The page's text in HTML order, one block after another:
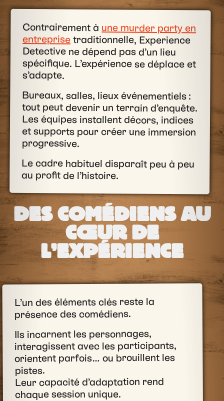
Contrairement à une murder party en
entreprise traditionnelle, Experience
Detective ne dépend pas d’un lieu
spécifique. L’expérience se déplace et
s’adapte.
Bureaux, salles, lieux événementiels :
tout peut devenir un terrain d’enquête.
Les équipes installent décors, indices
et supports pour créer une immersion
progressive.
Le cadre habituel disparaît peu à peu
au profit de l’histoire.
DES COMÉDIENS AU
CŒUR DE
L’EXPÉRIENCE
L’un des éléments clés reste la
présence des comédiens.
Ils incarnent les personnages,
interagissent avec les participants,
orientent parfois… ou brouillent les
pistes.
Leur capacité d’adaptation rend
chaque session unique.